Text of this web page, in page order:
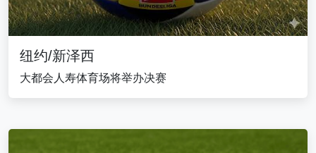
纽约/新泽西
大都会人寿体育场将举办决赛